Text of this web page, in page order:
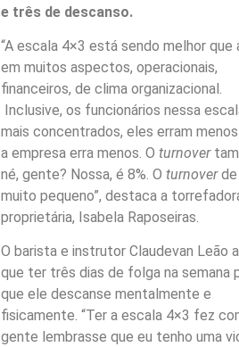
e três de descanso.
“A escala 4×3 está sendo melhor que
em muitos aspectos, operacionais,
financeiros, de clima organizacional.
Inclusive, os funcionários nessa
mais concentrados, eles erram
a empresa erra menos. Oturnover
né, gente? Nossa, é 8%. Oturnoverde
muito pequeno”, destaca a
proprietária, Isabela Raposeiras.
O barista e instrutor Claudevan Leão
que ter três dias de folga na semana
que ele descanse mentalmente e
fisicamente. “Ter a escala 4×3 fez
gente lembrasse que eu tenho uma